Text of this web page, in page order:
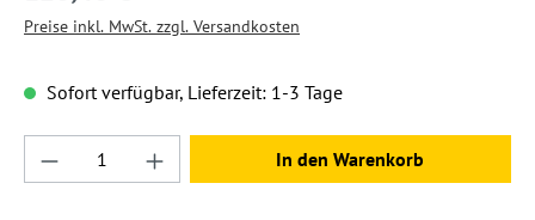
Preise inkl. MwSt. zzgl. Versandkosten
Sofort verfügbar, Lieferzeit: 1-3 Tage
Produkt Anzahl: Gib den gewünschten
In den Warenkorb